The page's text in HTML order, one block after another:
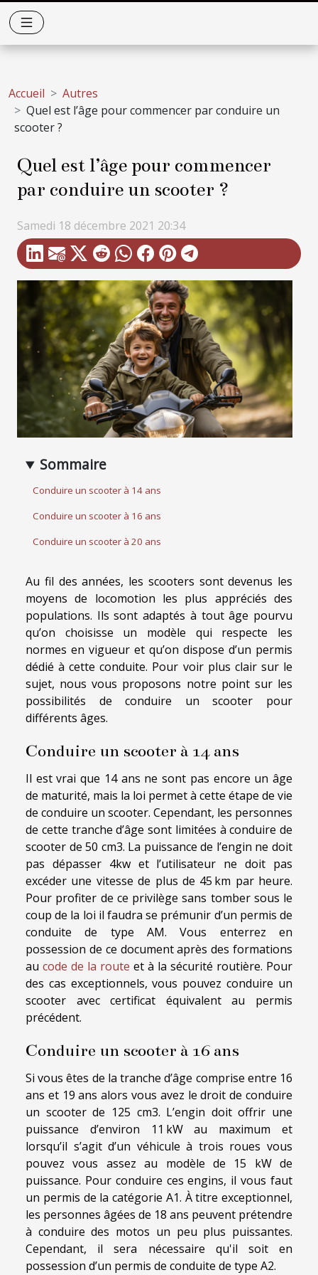
Accueil
Autres
Quel est l’âge pour commencer par conduire un
scooter ?
Quel est l’âge pour commencer
par conduire un scooter ?
Samedi 18 décembre 2021 20:34
Sommaire
Conduire un scooter à 14 ans
Conduire un scooter à 16 ans
Conduire un scooter à 20 ans
Au fil des années, les scooters sont devenus les
moyens de locomotion les plus appréciés des
populations. Ils sont adaptés à tout âge pourvu
qu’on choisisse un modèle qui respecte les
normes en vigueur et qu’on dispose d’un permis
dédié à cette conduite. Pour voir plus clair sur le
sujet, nous vous proposons notre point sur les
possibilités de conduire un scooter pour
différents âges.
Conduire un scooter à 14 ans
Il est vrai que 14 ans ne sont pas encore un âge
de maturité, mais la loi permet à cette étape de vie
de conduire un scooter. Cependant, les personnes
de cette tranche d’âge sont limitées à conduire de
scooter de 50 cm3. La puissance de l’engin ne doit
pas dépasser 4kw et l’utilisateur ne doit pas
excéder une vitesse de plus de 45 km par heure.
Pour profiter de ce privilège sans tomber sous le
coup de la loi il faudra se prémunir d’un permis de
conduite de type AM. Vous enterrez en
possession de ce document après des formations
au code de la route et à la sécurité routière. Pour
des cas exceptionnels, vous pouvez conduire un
scooter avec certificat équivalent au permis
précédent.
Conduire un scooter à 16 ans
Si vous êtes de la tranche d’âge comprise entre 16
ans et 19 ans alors vous avez le droit de conduire
un scooter de 125 cm3. L’engin doit offrir une
puissance d’environ 11 kW au maximum et
lorsqu’il s’agit d’un véhicule à trois roues vous
pouvez vous assez au modèle de 15 kW de
puissance. Pour conduire ces engins, il vous faut
un permis de la catégorie A1. À titre exceptionnel,
les personnes âgées de 18 ans peuvent prétendre
à conduire des motos un peu plus puissantes.
Cependant, il sera nécessaire qu'il soit en
possession d’un permis de conduite de type A2.